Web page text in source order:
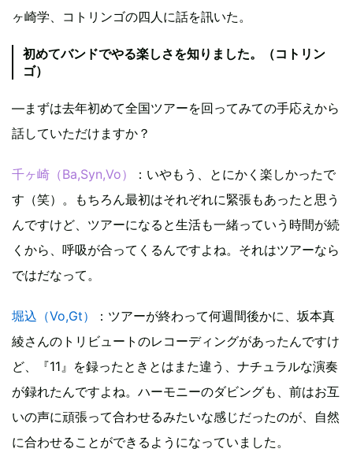
ヶ崎学、コトリンゴの四人に話を訊いた。
初めてバンドでやる楽しさを知りました。（コトリン
ゴ）
―まずは去年初めて全国ツアーを回ってみての手応えから
話していただけますか？
千ヶ崎（Ba,Syn,Vo）
：いやもう、とにかく楽しかったで
す（笑）。もちろん最初はそれぞれに緊張もあったと思う
んですけど、ツアーになると生活も一緒っていう時間が続
くから、呼吸が合ってくるんですよね。それはツアーなら
ではだなって。
堀込（Vo,Gt）
：ツアーが終わって何週間後かに、坂本真
綾さんのトリビュートのレコーディングがあったんですけ
ど、『11』を録ったときとはまた違う、ナチュラルな演奏
が録れたんですよね。ハーモニーのダビングも、前はお互
いの声に頑張って合わせるみたいな感じだったのが、自然
に合わせることができるようになっていました。